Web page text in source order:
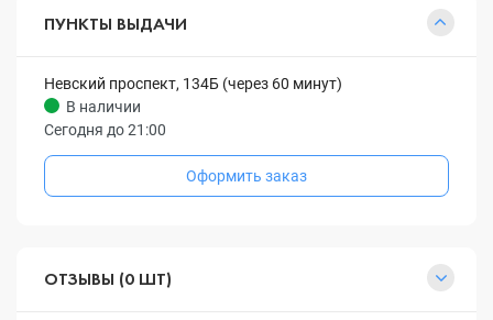
ПУНКТЫ ВЫДАЧИ
Невский проспект, 134Б (через 60 минут)
В наличии
Сегодня до 21:00
Оформить заказ
ОТЗЫВЫ (0 ШТ)